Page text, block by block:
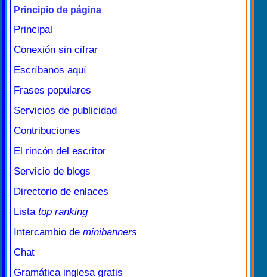
Principio de página
Principal
Conexión sin cifrar
Escríbanos aquí
Frases populares
Servicios de publicidad
Contribuciones
El rincón del escritor
Servicio de blogs
Directorio de enlaces
Lista top ranking
Intercambio de minibanners
Chat
Gramática inglesa gratis